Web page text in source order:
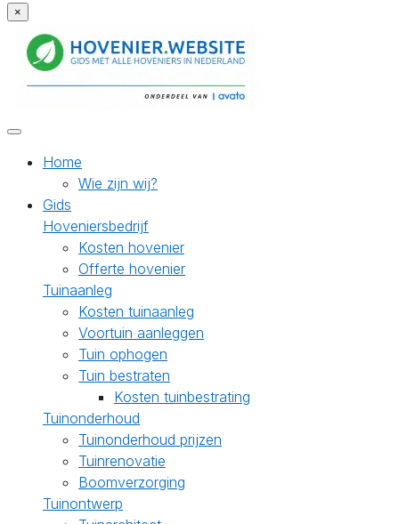
×
Home
Wie zijn wij?
Gids
Hoveniersbedrijf
Kosten hovenier
Offerte hovenier
Tuinaanleg
Kosten tuinaanleg
Voortuin aanleggen
Tuin ophogen
Tuin bestraten
Kosten tuinbestrating
Tuinonderhoud
Tuinonderhoud prijzen
Tuinrenovatie
Boomverzorging
Tuinontwerp